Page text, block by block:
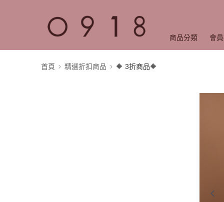
商品分類 會
首頁 精選折扣商品 🔶 3折商品🔶